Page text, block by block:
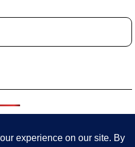
ベント 作品 旧サイト